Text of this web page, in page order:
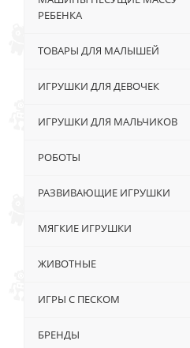
РЕБЕНКА
ТОВАРЫ ДЛЯ МАЛЫШЕЙ
ИГРУШКИ ДЛЯ ДЕВОЧЕК
ИГРУШКИ ДЛЯ МАЛЬЧИКОВ
РОБОТЫ
РАЗВИВАЮЩИЕ ИГРУШКИ
МЯГКИЕ ИГРУШКИ
ЖИВОТНЫЕ
ИГРЫ С ПЕСКОМ
БРЕНДЫ